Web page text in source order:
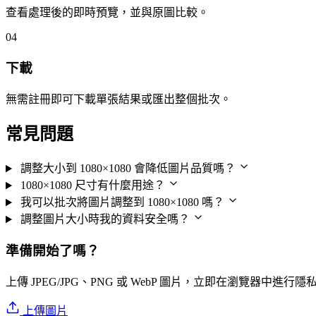
查看處理後的即時預覽，並與原圖比較。
04
下載
無需註冊即可下載單張結果或匯出整個批次。
常見問題
調整大小到 1080×1080 會降低圖片品質嗎？
1080×1080 尺寸有什麼用途？
我可以批次將圖片調整到 1080×1080 嗎？
調整圖片大小時我的資料安全嗎？
準備開始了嗎？
上傳 JPEG/JPG、PNG 或 WebP 圖片，立即在瀏覽器中進行隱
上傳圖片